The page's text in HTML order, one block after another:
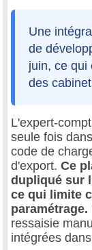
Une
de
juin, ce qui
des
L'expert-
seule fois
code de
d'export. Ce
dupliqué sur
ce qui limite
paramétrage.
ressaisie
intégrées